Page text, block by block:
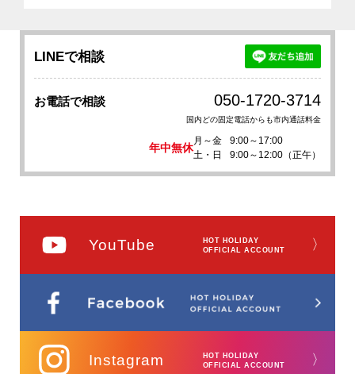
LINEで相談
お電話で相談 050-1720-3714
国内どの固定電話からも市内通話料金
年中無休
月～金
9:00～17:00
土・日
9:00～12:00（正午）
YouTube
HOT HOLIDAY
OFFICIAL ACCOUNT
〉
Instagram
HOT HOLIDAY
OFFICIAL ACCOUNT
〉